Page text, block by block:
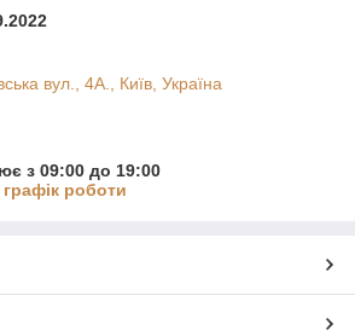
вул., 4А., Київ, Україна
з 09:00 до 19:00
роботи